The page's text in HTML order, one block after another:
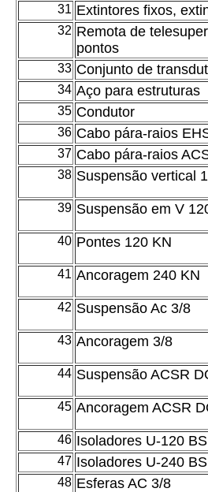
31 Extintores fixos,
32 Remota de
pontos
33 Conjunto de
34 Aço para estruturas
35 Condutor
36 Cabo pára-raios
37 Cabo pára-raios
38 Suspensão vertical
39 Suspensão em V
40 Pontes 120 KN
41 Ancoragem 240 KN
42 Suspensão Ac 3/8
43 Ancoragem 3/8
44 Suspensão ACSR
45 Ancoragem ACSR
46 Isoladores U-120 BS
47 Isoladores U-240 BS
48 Esferas AC 3/8